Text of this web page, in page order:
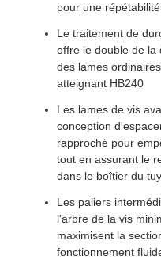
pour une
Le traitement de
offre le double de la
des lames
atteignant HB240
Les lames de vis
conception
rapproché pour
tout en assurant le
dans le boîtier du
Les paliers
l'arbre de la vis
maximisent la
fonctionnement